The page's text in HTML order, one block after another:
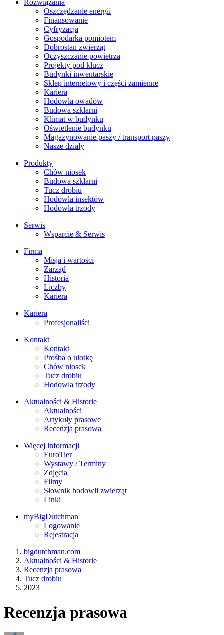
Rozwiązania
​Oszczędzanie energii
Finansowanie
Cyfryzacja
Gospodarka pomiotem
Dobrostan zwierząt
Oczyszczanie powietrza
Projekty pod klucz
Budynki inwentarskie
Sklep internetowy i części zamienne
Kariera
Hodowla owadów
Budowa szklarni
Klimat w budynku
Oświetlenie budynku
Magazynowanie paszy / transport paszy
Nasze działy
Produkty
Chów niosek
Budowa szklarni
Tucz drobiu
Hodowla insektów
Hodowla trzody
Serwis
Wsparcie & Serwis
Firma
Misja i wartości
Zarząd
Historia
Liczby
Kariera
Kariera
Profesjonaliści
Kontakt
Kontakt
Prośba o ulotkę
Chów niosek
Tucz drobiu
Hodowla trzody
Aktualności & Historie
Aktualności
Artykuły prasowe
Recenzja prasowa
Więcej informacji
EuroTier
Wystawy / Terminy
Zdjęcia
Filmy
Słownik hodowli zwierząt
Linki
myBigDutchman
Logowanie
Rejestracja
bigdutchman.com
Aktualności & Historie
Recenzja prasowa
Tucz drobiu
2023
Recenzja prasowa